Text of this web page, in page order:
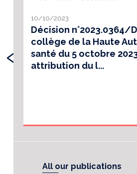
10/10/2023
Décision n°2023.0364/
collège de la Haute
santé du 5 octobre
attribution du l...
‹
All our publications